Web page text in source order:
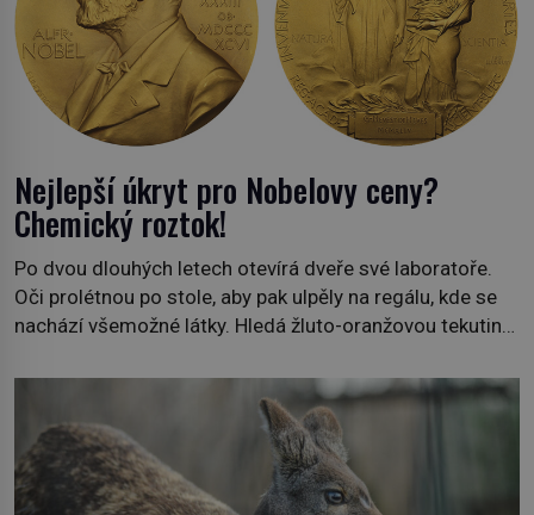
Nejlepší úkryt pro Nobelovy ceny?
Chemický roztok!
Po dvou dlouhých letech otevírá dveře své laboratoře.
Oči prolétnou po stole, aby pak ulpěly na regálu, kde se
nachází všemožné látky. Hledá žluto-oranžovou tekutinu,
plán dokončit. Pod termínem aqua regia se skrývá
směs s názvem lučavka královská. Svůj přídomek nemá
pro nic za nic, […]